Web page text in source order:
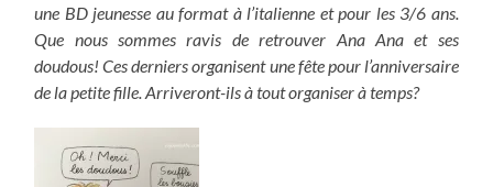
une BD jeunesse au format à l’italienne et pour les 3/6 ans.
Que nous sommes ravis de retrouver Ana Ana et ses
doudous! Ces derniers organisent une fête pour l’anniversaire
de la petite fille. Arriveront-ils à tout organiser à temps?